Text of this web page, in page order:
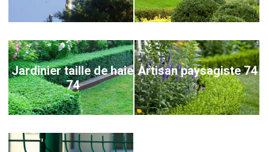
Jardinier taille de haie
74
Artisan paysagiste 74